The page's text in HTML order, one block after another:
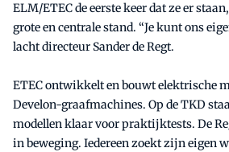
ELM/ETEC de eerste keer dat ze er
grote en centrale stand. “Je kunt ons
lacht directeur Sander de Regt.
ETEC ontwikkelt en bouwt elektrische
Develon-graafmachines. Op de TKD
modellen klaar voor praktijktests. De
in beweging. Iedereen zoekt zijn eigen